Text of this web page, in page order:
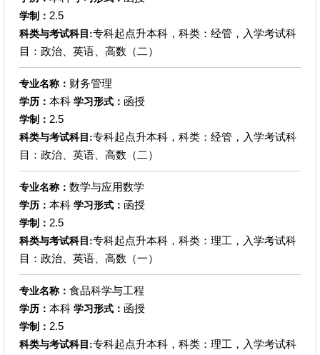
学制： 2.5
科类与考试科目:专科起点升本科，科类：经管，入学考试科
目：政治、英语、高数（二）
专业名称： 财务管理
学历： 本科 学习形式： 函授
学制： 2.5
科类与考试科目:专科起点升本科，科类：经管，入学考试科
目：政治、英语、高数（二）
专业名称： 数学与应用数学
学历： 本科 学习形式： 函授
学制： 2.5
科类与考试科目:专科起点升本科，科类：理工，入学考试科
目：政治、英语、高数（一）
专业名称： 食品科学与工程
学历： 本科 学习形式： 函授
学制： 2.5
科类与考试科目:专科起点升本科，科类：理工，入学考试科